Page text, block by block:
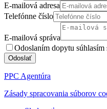
E-mailová adresa
Telefónne číslo
E-mailová správa
Odoslaním dopytu
Odoslať
PPC Agentúra
Zásady spracovania súborov